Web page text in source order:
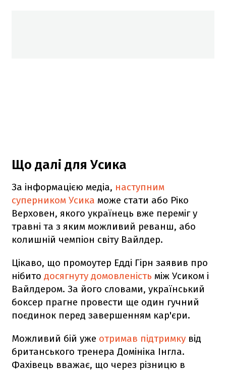
Що далі для Усика
За інформацією медіа, наступним
суперником Усика може стати або Ріко
Верховен, якого українець вже переміг у
травні та з яким можливий реванш, або
колишній чемпіон світу Вайлдер.
Цікаво, що промоутер Едді Гірн заявив про
нібито досягнуту домовленість між Усиком і
Вайлдером. За його словами, український
боксер прагне провести ще один гучний
поєдинок перед завершенням кар'єри.
Можливий бій уже отримав підтримку від
британського тренера Домініка Інгла.
Фахівець вважає, що через різницю в